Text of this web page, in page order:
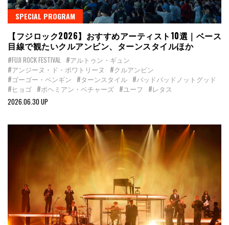
SPECIAL PROGRAM
【フジロック2026】おすすめアーティスト10選｜ベース
目線で観たいクルアンビン、ターンスタイルほか
#FUJI ROCK FESTIVAL
#アルトゥン・ギュン
#アンジーヌ・ド・ポワトリーヌ
#クルアンビン
#ゴーゴー・ペンギン #ターンスタイル #バッドバッドノットグッド
#ヒョゴ #ボヘミアン・ベチャーズ #ユーフ
#レタス
2026.06.30 UP